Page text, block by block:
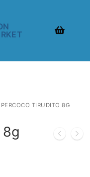
TIRUDITO 8G